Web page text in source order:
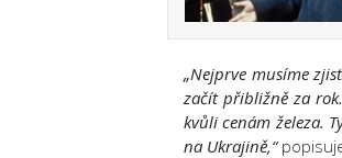
„Nejprve musíme
začít přibližně za
kvůli cenám železa.
na Ukrajině,“